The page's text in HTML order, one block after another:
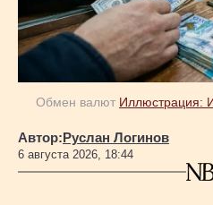
Обмен валют Иллюстрация:
Автор:Руслан Логинов
6 августа 2026, 18:44